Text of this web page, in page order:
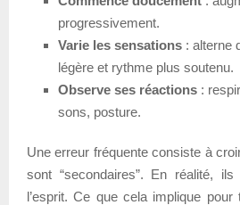
progressivement.
Varie les sensations : alterne
légère et rythme plus soutenu.
Observe ses réactions :
sons, posture.
Une erreur fréquente consiste à
sont “secondaires”. En réalité,
l’esprit. Ce que cela implique